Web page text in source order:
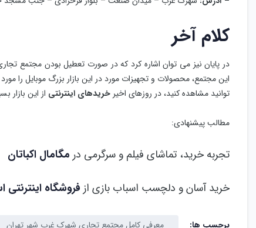
کلام آخر
در پایان نیز می توان اشاره کرد که در صورت تعطیل بودن مجتمع
این مجتمع، محصولات و تجهیزات مورد در این بازار بزرگ موبایل را
توانید مشاهده کنید، در روزهای اخیر خریدهای اینترنتی از این بازار
مطالب پیشنهادی:
تجربه خرید، تماشای فیلم و سرگرمی در مگامال اکباتان
خرید آسان و دلچسب اسباب بازی از فروشگاه
برچسب ها: معرفی کامل مجتمع تجاری شهرک غرب شهر تهران